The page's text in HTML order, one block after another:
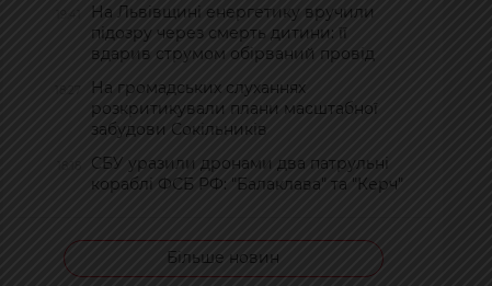
На Львівщині енергетику вручили
підозру через смерть дитини: її
вдарив струмом обірваний провід
На громадських слуханнях
розкритикували плани масштабної
забудови Сокільників
СБУ уразили дронами два патрульні
кораблі ФСБ РФ: "Балаклава" та "Керч"
Більше новин